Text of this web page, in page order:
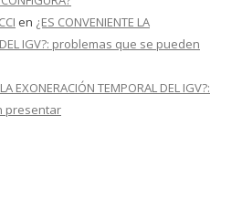
en ¿ES CONVENIENTE LA
DEL IGV?: problemas que se pueden
EXONERACIÓN TEMPORAL DEL IGV?:
presentar